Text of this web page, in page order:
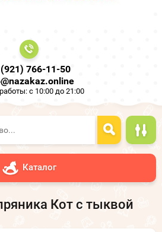
766-11-50
с 10:00 до 21:00
Каталог
Кот с тыквой